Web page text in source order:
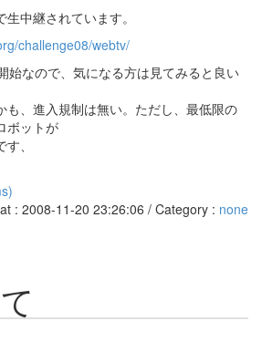
中継されています。
challenge08/webtv/
始なので、気になる方は見てみると良い
も、進入規制は無い。ただし、最低限の
ボットが
、
: 2008-11-20 23:26:06 / Category : none